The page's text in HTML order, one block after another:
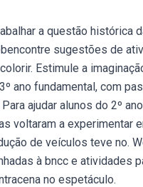
a questão histórica
sugestões de
Estimule a
ano fundamental, com
ajudar alunos do 2º
voltaram a experimentar
de veículos teve no.
à bncc e atividades
no espetáculo.